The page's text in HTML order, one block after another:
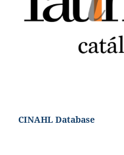
CINAHL Database